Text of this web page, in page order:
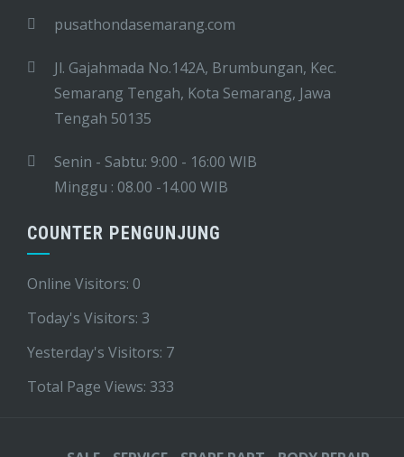
pusathondasemarang.com
Jl. Gajahmada No.142A, Brumbungan, Kec.
Semarang Tengah, Kota Semarang, Jawa
Tengah 50135
Senin - Sabtu: 9:00 - 16:00 WIB
Minggu : 08.00 -14.00 WIB
COUNTER PENGUNJUNG
Online Visitors: 0
Today's Visitors: 3
Yesterday's Visitors: 7
Total Page Views: 333